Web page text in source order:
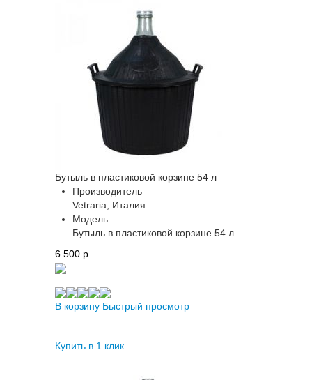
Бутыль в пластиковой корзине 54 л
Производитель
Vetraria, Италия
Модель
Бутыль в пластиковой корзине 54 л
6 500 p.
В корзину Быстрый просмотр
Купить в 1 клик